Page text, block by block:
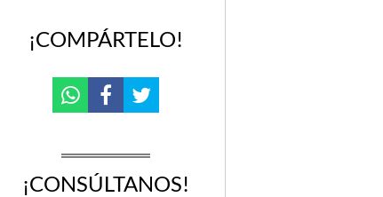
¡COMPÁRTELO!
¡CONSÚLTANOS!